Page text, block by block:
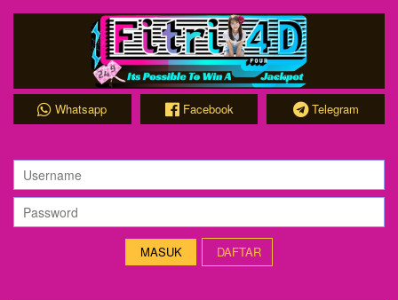
Whatsapp Facebook Telegram
DAFTAR